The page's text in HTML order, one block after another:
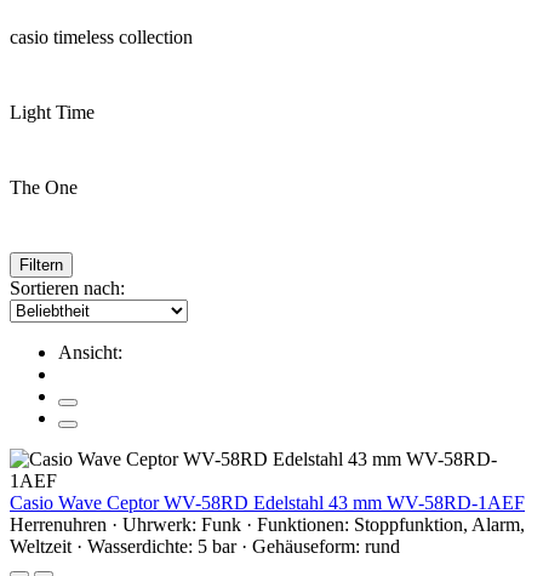
casio timeless collection
Light Time
The One
Filtern
Sortieren nach:
Ansicht:
Casio Wave Ceptor WV-58RD Edelstahl 43 mm WV-58RD-1AEF
Herrenuhren · Uhrwerk: Funk · Funktionen: Stoppfunktion, Alarm,
Weltzeit · Wasserdichte: 5 bar · Gehäuseform: rund